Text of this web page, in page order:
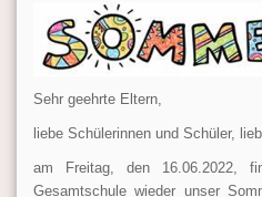
Sehr geehrte Eltern,
liebe Schülerinnen und Schüler,
am Freitag, den 16.06.2022,
Gesamtschule wieder unser